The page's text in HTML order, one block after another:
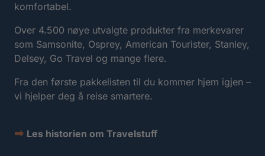
komfortabel.
Over 4.500 nøye utvalgte produkter fra merkevarer
som Samsonite, Osprey, American Tourister, Stanley,
Delsey, Go Travel og mange flere.
Fra den første pakkelisten til du kommer hjem igjen –
vi hjelper deg å reise smartere.
➡ Les historien om Travelstuff